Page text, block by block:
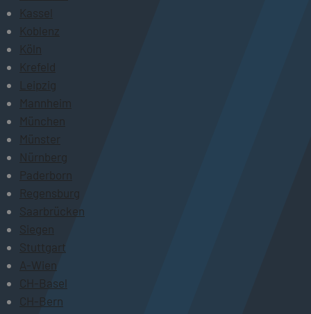
Kassel
Koblenz
Köln
Krefeld
Leipzig
Mannheim
München
Münster
Nürnberg
Paderborn
Regensburg
Saarbrücken
Siegen
Stuttgart
A-Wien
CH-Basel
CH-Bern